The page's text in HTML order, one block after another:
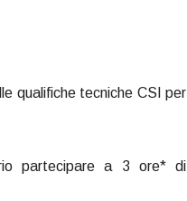
qualifiche tecniche CSI per
partecipare a 3 ore* di